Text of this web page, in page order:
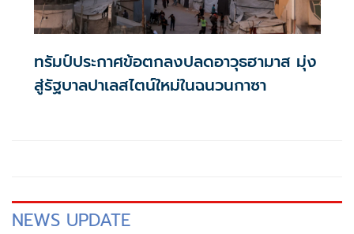
ทรัมป์ประกาศข้อตกลงปลดอาวุธฮามาส มุ่ง
สู่รัฐบาลปาเลสไตน์ใหม่ในฉนวนกาซา
NEWS UPDATE